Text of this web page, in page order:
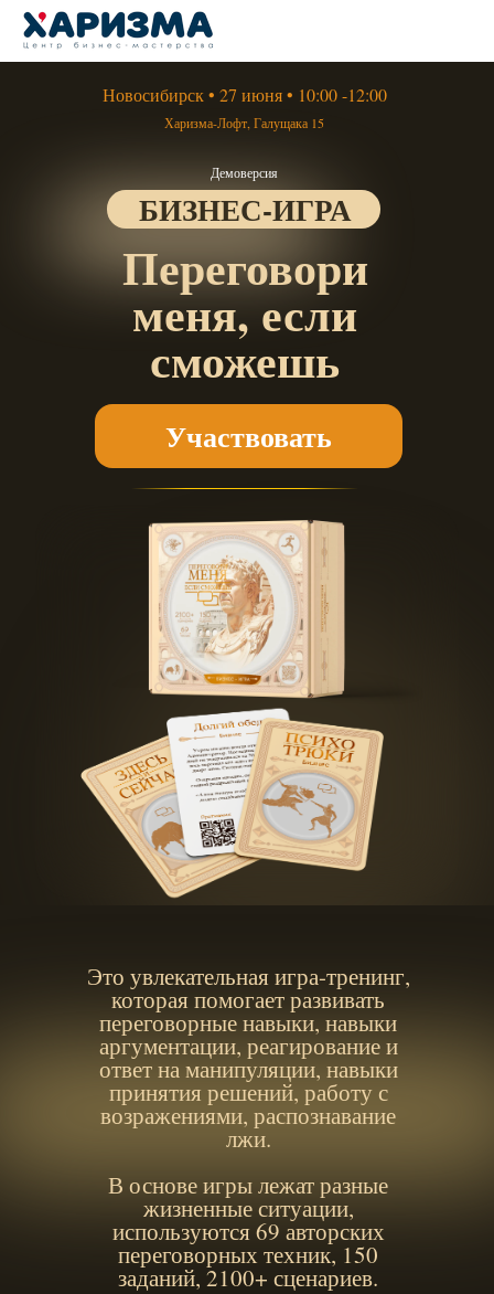
Участвовать
Новосибирск • 27 июня • 10:00 -12:00
Переговори
меня, если
сможешь
БИЗНЕС-ИГРА
Харизма-Лофт, Галущака 15
Демоверсия
Это увлекательная игра-тренинг,
которая помогает развивать
переговорные навыки, навыки
аргументации, реагирование и
ответ на манипуляции, навыки
принятия решений, работу с
возражениями, распознавание
лжи.
В основе игры лежат разные
жизненные ситуации,
используются 69 авторских
переговорных техник, 150
заданий, 2100+ сценариев.